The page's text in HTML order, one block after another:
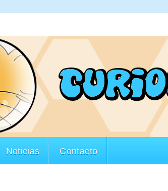
Noticias Contacto